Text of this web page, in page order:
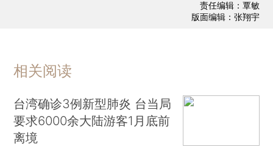
责任编辑：覃敏
版面编辑：张翔宇
相关阅读
台湾确诊3例新型肺炎 台当局
要求6000余大陆游客1月底前
离境